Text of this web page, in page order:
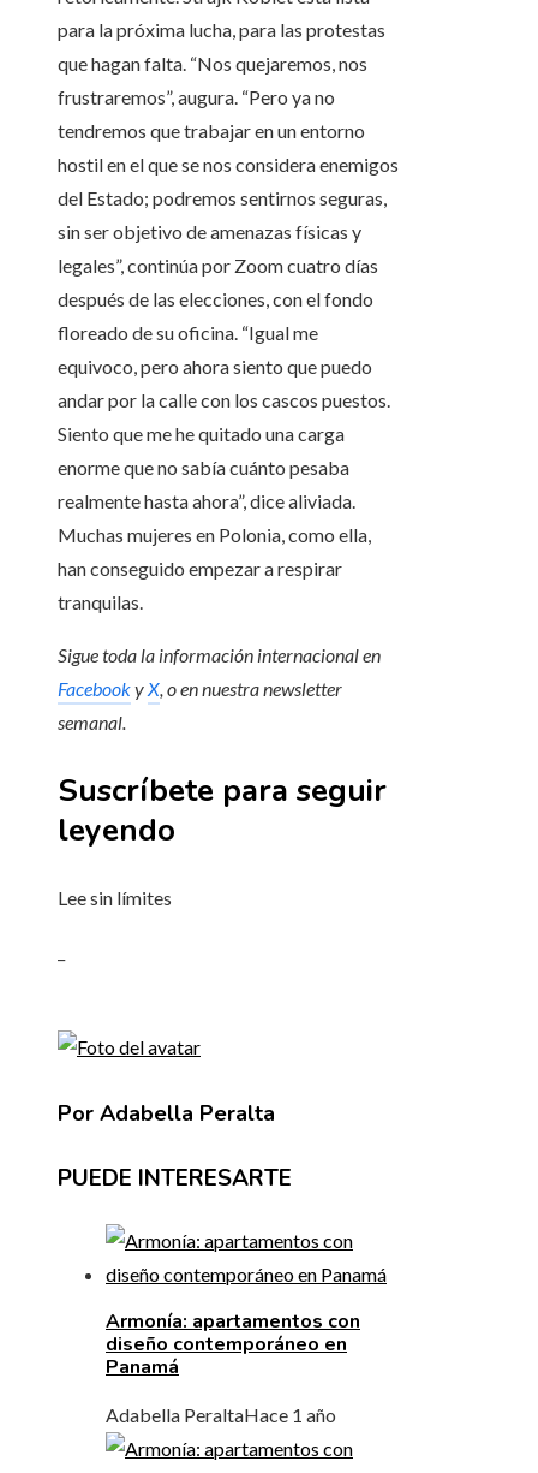
para la próxima lucha, para las protestas
que hagan falta. “Nos quejaremos, nos
frustraremos”, augura. “Pero ya no
tendremos que trabajar en un entorno
hostil en el que se nos considera enemigos
del Estado; podremos sentirnos seguras,
sin ser objetivo de amenazas físicas y
legales”, continúa por Zoom cuatro días
después de las elecciones, con el fondo
floreado de su oficina. “Igual me
equivoco, pero ahora siento que puedo
andar por la calle con los cascos puestos.
Siento que me he quitado una carga
enorme que no sabía cuánto pesaba
realmente hasta ahora”, dice aliviada.
Muchas mujeres en Polonia, como ella,
han conseguido empezar a respirar
tranquilas.
Sigue toda la información internacional en
FacebookyX, o ennuestra newsletter
semanal.
Suscríbete para seguir
leyendo
Lee sin límites
Por Adabella Peralta
PUEDE INTERESARTE
Armonía: apartamentos con
diseño contemporáneo en
Panamá
Adabella PeraltaHace 1 año